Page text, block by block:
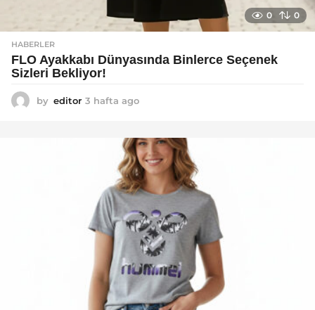
0 0
HABERLER
FLO Ayakkabı Dünyasında Binlerce Seçenek
Sizleri Bekliyor!
by editor 3 hafta ago
a
g
o